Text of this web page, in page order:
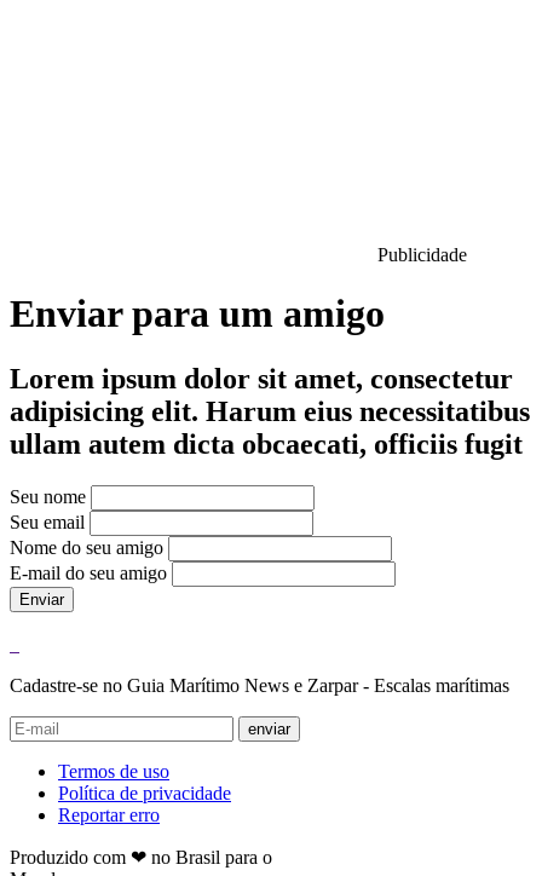
Publicidade
Enviar para um amigo
Lorem ipsum dolor sit amet, consectetur
adipisicing elit. Harum eius necessitatibus
ullam autem dicta obcaecati, officiis fugit
Seu nome
Seu email
Nome do seu amigo
E-mail do seu amigo
Enviar
Cadastre-se no Guia Marítimo News e Zarpar - Escalas marítimas
enviar
Termos de uso
Política de privacidade
Reportar erro
Produzido com ❤ no Brasil para o